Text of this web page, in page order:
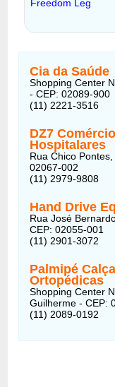
Cia da Saúde
Shopping Center
- CEP: 02089-900
(11) 2221-3516
DZ7
Hospitalares
Rua Chico
02067-002
(11) 2979-9808
Hand Drive
Rua José
CEP: 02055-001
(11) 2901-3072
Palmipé
Ortopédicas
Shopping Center
Guilherme - CEP:
(11) 2089-0192